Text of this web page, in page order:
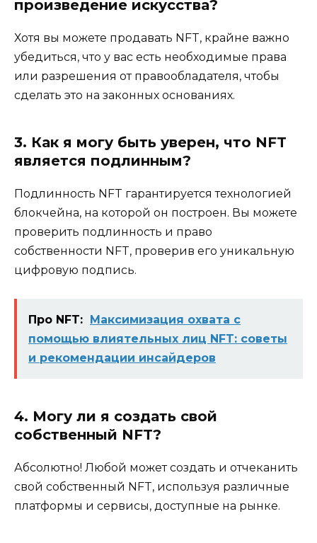
произведение искусства?
Хотя вы можете продавать NFT, крайне важно
убедиться, что у вас есть необходимые права
или разрешения от правообладателя, чтобы
сделать это на законных основаниях.
3. Как я могу быть уверен, что NFT
является подлинным?
Подлинность NFT гарантируется технологией
блокчейна, на которой он построен. Вы можете
проверить подлинность и право
собственности NFT, проверив его уникальную
цифровую подпись.
Про NFT: Максимизация охвата с
помощью влиятельных лиц NFT: советы
и рекомендации инсайдеров
4. Могу ли я создать свой
собственный NFT?
Абсолютно! Любой может создать и отчеканить
свой собственный NFT, используя различные
платформы и сервисы, доступные на рынке.